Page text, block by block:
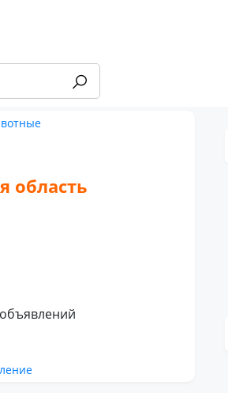
область